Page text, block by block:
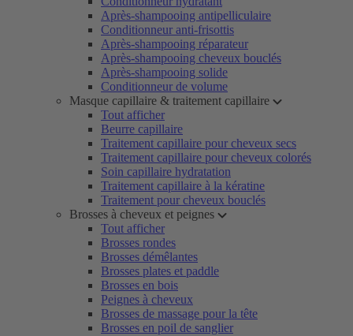
Après-shampooing antipelliculaire
Conditionneur anti-frisottis
Après-shampooing réparateur
Après-shampooing cheveux bouclés
Après-shampooing solide
Conditionneur de volume
Masque capillaire & traitement capillaire
Tout afficher
Beurre capillaire
Traitement capillaire pour cheveux secs
Traitement capillaire pour cheveux colorés
Soin capillaire hydratation
Traitement capillaire à la kératine
Traitement pour cheveux bouclés
Brosses à cheveux et peignes
Tout afficher
Brosses rondes
Brosses démêlantes
Brosses plates et paddle
Brosses en bois
Peignes à cheveux
Brosses de massage pour la tête
Brosses en poil de sanglier